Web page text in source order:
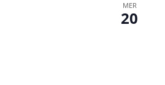
MER
20